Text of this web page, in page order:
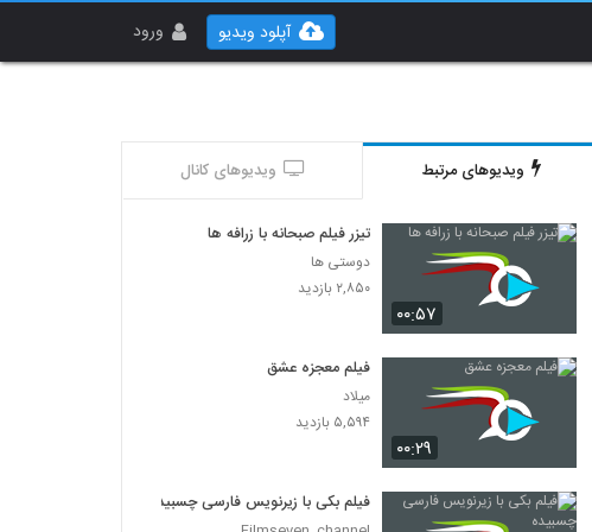
ورود آپلود ویدیو
ویدیوهای مرتبط ویدیوهای کانال
۰۰:۵۷
تیزر فیلم صبحانه با زرافه ها
دوستی ها
۲,۸۵۰ بازدید
۰۰:۲۹
فیلم معجزه عشق
میلاد
۵,۵۹۴ بازدید
فیلم بکی با زیرنویس فارسی چسبیده